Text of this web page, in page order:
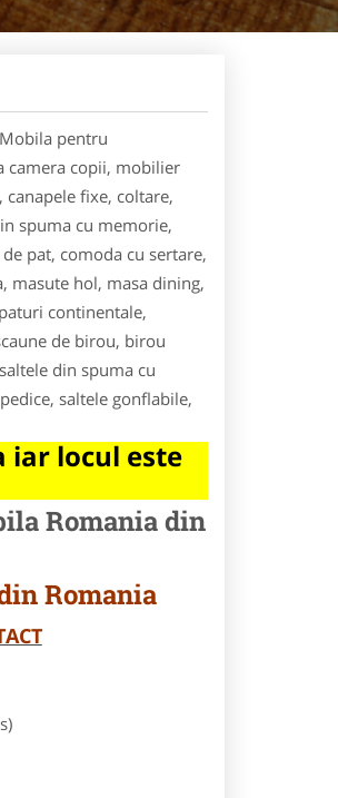
pentru
camera copii, mobilier
fixe, coltare,
spuma cu memorie,
pat, comoda cu sertare,
masute hol, masa dining,
continentale,
de birou, birou
din spuma cu
saltele gonflabile,
iar locul este
Romania din
Romania